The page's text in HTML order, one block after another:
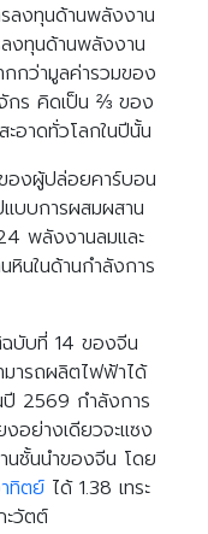
ลงทุนด้านพลังงาน
งทุนด้านพลังงาน
กว่ามูลค่ารวมของ
กร คิดเป็น ⅔ ของ
อาดทั่วโลกในปีนั้น
องผู้ปล่อยคาร์บอน
บบการผสมผสาน
พลังงานลมและ
นในด้านกำลังการ
บับที่ 14 ของจีน
มารถผลิตไฟฟ้าได้
ปี 2569 กำลังการ
อย่างเดียวจะแซง
นชั้นนำของจีน โดย
ทิตย์ ได้ 1.38 เทระ
วัตต์